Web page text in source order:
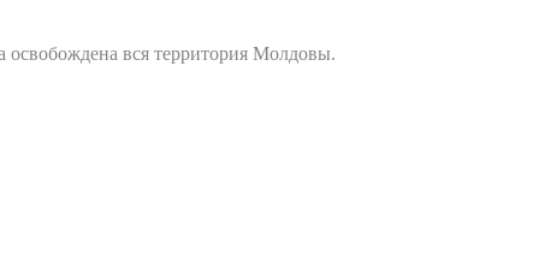
освобождена вся территория Молдовы.